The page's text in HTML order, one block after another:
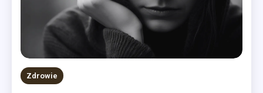
Zdrowie